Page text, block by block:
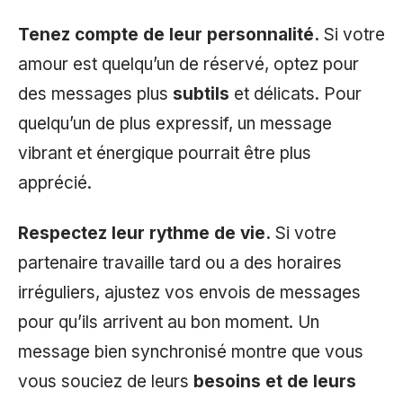
Tenez compte de leur personnalité. Si votre
amour est quelqu’un de réservé, optez pour
des messages plus subtils et délicats. Pour
quelqu’un de plus expressif, un message
vibrant et énergique pourrait être plus
apprécié.
Respectez leur rythme de vie. Si votre
partenaire travaille tard ou a des horaires
irréguliers, ajustez vos envois de messages
pour qu’ils arrivent au bon moment. Un
message bien synchronisé montre que vous
vous souciez de leurs besoins et de leurs